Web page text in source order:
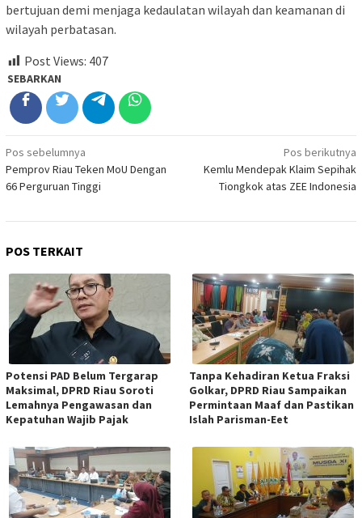
bertujuan demi menjaga kedaulatan wilayah dan keamanan di
wilayah perbatasan.
Post Views: 407
SEBARKAN
Navigasi
pos
Pos sebelumnya
Pemprov Riau Teken MoU Dengan
66 Perguruan Tinggi
Pos berikutnya
Kemlu Mendepak Klaim Sepihak
Tiongkok atas ZEE Indonesia
POS TERKAIT
Potensi PAD Belum Tergarap
Maksimal, DPRD Riau Soroti
Lemahnya Pengawasan dan
Kepatuhan Wajib Pajak
Tanpa Kehadiran Ketua Fraksi
Golkar, DPRD Riau Sampaikan
Permintaan Maaf dan Pastikan
Islah Parisman-Eet